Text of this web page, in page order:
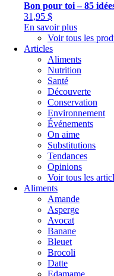
Bon pour toi – 85
31,95 $
En savoir plus
Voir tous les
Articles
Aliments
Nutrition
Santé
Découverte
Conservation
Environnement
Événements
On aime
Substitutions
Tendances
Opinions
Voir tous les
Aliments
Amande
Asperge
Avocat
Banane
Bleuet
Brocoli
Datte
Edamame